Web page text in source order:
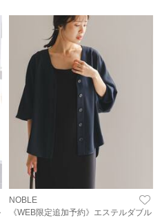
NOBLE
《WEB限定追加予約》エステルダブル